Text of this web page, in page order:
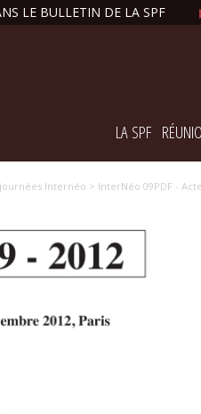
LE BULLETIN DE LA SPF
LA SPF
journées Internéo > InterNéo 09PDF -